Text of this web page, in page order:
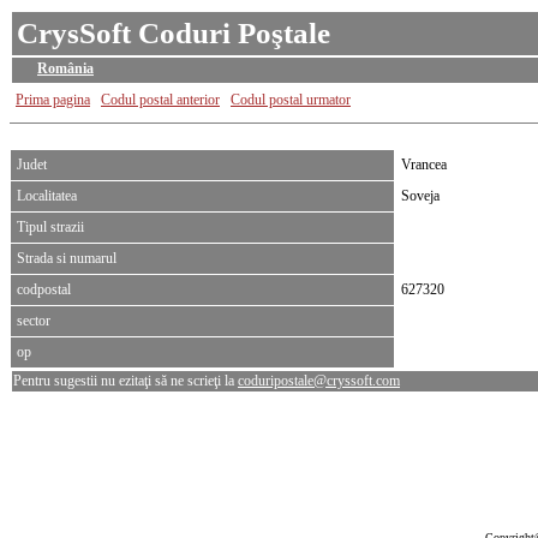
CrysSoft Coduri Poştale
România
Prima pagina
Codul postal anterior Codul postal urmator
Judet
Vrancea
Localitatea
Soveja
Tipul strazii
Strada si numarul
codpostal
627320
sector
op
Pentru sugestii nu ezitaţi să ne scrieţi la coduripostale@cryssoft.com